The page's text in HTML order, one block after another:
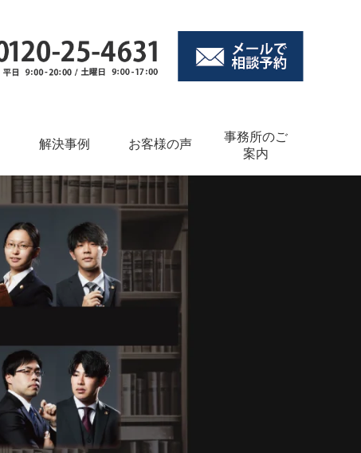
解決事例 お客様の声
事務所のご
案内